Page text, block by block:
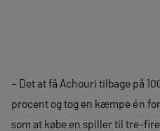
– Det at få Achouri tilbage på
procent og tog en kæmpe én
som at købe en spiller til tre-